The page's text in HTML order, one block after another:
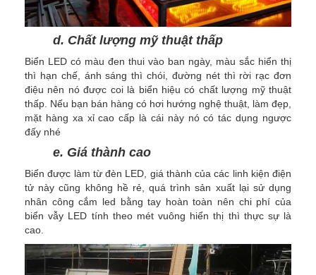
d. Chất lượng mỹ thuật thấp
Biển LED có màu đen thui vào ban ngày, màu sắc hiển thị
thì hạn chế, ánh sáng thì chói, đường nét thì rời rạc đơn
điệu nên nó được coi là biển hiệu có chất lượng mỹ thuật
thấp. Nếu bạn bán hàng có hơi hướng nghệ thuật, làm đẹp,
mặt hàng xa xỉ cao cấp là cái này nó có tác dụng ngược
đấy nhé
e. Giá thành cao
Biển được làm từ đèn LED, giá thành của các linh kiện điện
tử này cũng không hề rẻ, quá trình sản xuất lại sử dụng
nhân công cắm led bằng tay hoàn toàn nên chi phí của
biển vẫy LED tính theo mét vuông hiển thị thì thực sự là
cao.